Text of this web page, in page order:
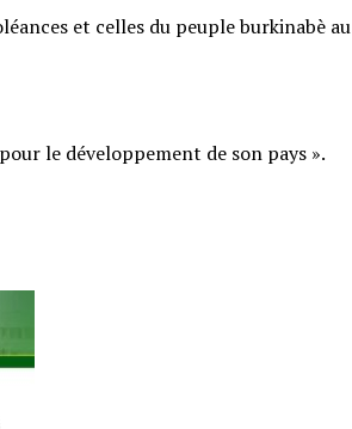
et celles du peuple burkinabè au
le développement de son pays ».